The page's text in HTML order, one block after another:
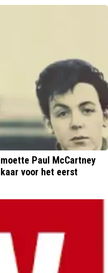
Paul McCartney
voor het eerst